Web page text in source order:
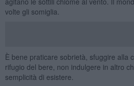
volte gli somiglia.
È bene praticare sobrietà, sfuggire alla
rifugio del bere, non indulgere in altro
semplicità di esistere.